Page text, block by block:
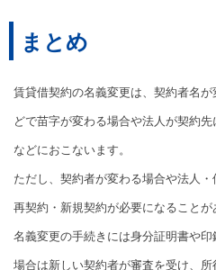
まとめ
賃貸借契約の名義変更は、契約者名
どで苗字が変わる場合や法人が契約
などにおこないます。
ただし、契約者が変わる場合や法人
再契約・新規契約が必要になることが
名義変更の手続きには身分証明書や
場合は新しい契約者が審査を受け、